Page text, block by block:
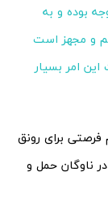
بوده و به
و مجهز است
امر بسیار
برای رونق
ناوگان حمل و